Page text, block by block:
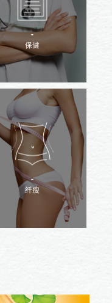
保健
纤瘦